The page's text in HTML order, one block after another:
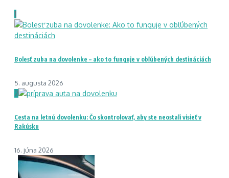
1
Bolesť zuba na dovolenke – ako to funguje v obľúbených destináciách
5. augusta 2026
2
Cesta na letnú dovolenku: Čo skontrolovať, aby ste neostali visieť v
Rakúsku
16. júna 2026